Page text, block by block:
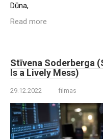
Dūna,
Read more
Stīvena Soderberga
Is a Lively Mess)
29.12.2022 filmas